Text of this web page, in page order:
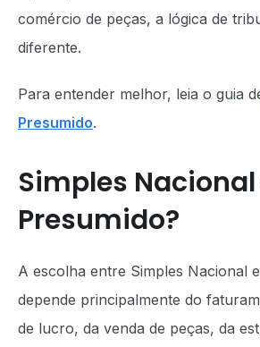
comércio de peças, a lógica de
diferente.
Para entender melhor, leia o guia
Presumido.
Simples
Presumido?
A escolha entre Simples Nacional
depende principalmente do
de lucro, da venda de peças, da